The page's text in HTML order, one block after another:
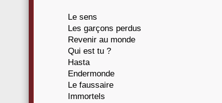
Le sens
Les garçons perdus
Revenir au monde
Qui est tu ?
Hasta
Endermonde
Le faussaire
Immortels